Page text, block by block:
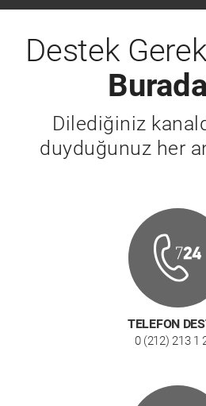
Destek
Dilediğiniz
duyduğunuz her
TELEFON
0 (212) 213 1